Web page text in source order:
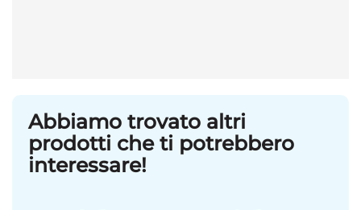
Abbiamo trovato altri
prodotti che ti potrebbero
interessare!